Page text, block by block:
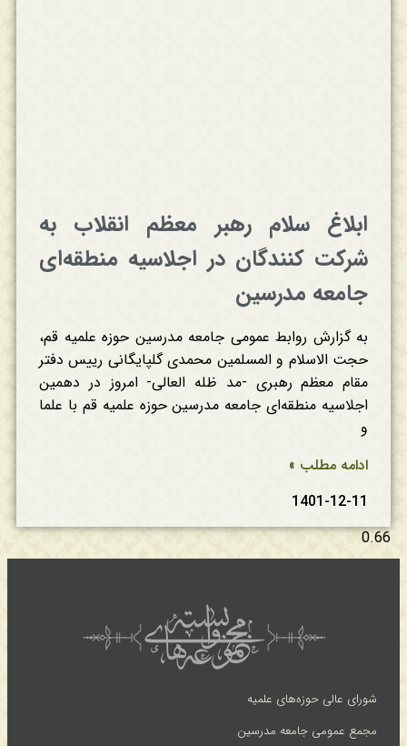
ابلاغ سلام رهبر معظم انقلاب به
شرکت کنندگان در اجلاسیه منطقه‌ای
جامعه مدرسین
به گزارش روابط عمومی جامعه مدرسین حوزه علمیه قم،
حجت الاسلام و المسلمین محمدی گلپایگانی رییس دفتر
مقام معظم رهبری -مد ظله العالی- امروز در دهمین
اجلاسیه منطقه‌ای جامعه مدرسین حوزه علمیه قم با علما
و
ادامه مطلب »
1401-12-11
شورای عالی حوزه‌های علمیه
مجمع عمومی جامعه مدرسین